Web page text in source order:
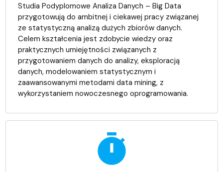
Studia Podyplomowe Analiza Danych – Big Data
przygotowują do ambitnej i ciekawej pracy związanej
ze statystyczną analizą dużych zbiorów danych.
Celem kształcenia jest zdobycie wiedzy oraz
praktycznych umiejętności związanych z
przygotowaniem danych do analizy, eksploracją
danych, modelowaniem statystycznym i
zaawansowanymi metodami data mining, z
wykorzystaniem nowoczesnego oprogramowania.
timer